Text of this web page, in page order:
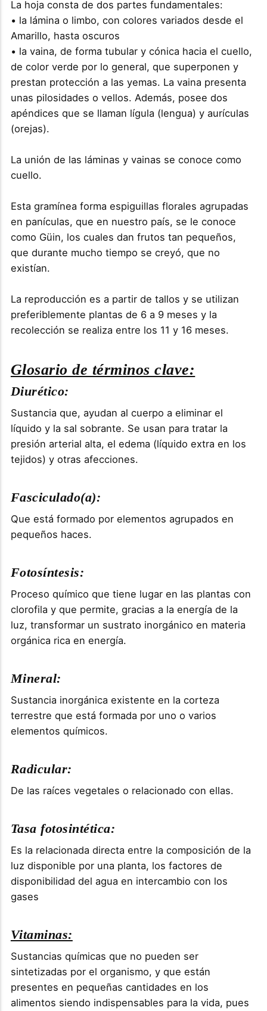
La hoja consta de dos partes fundamentales:
• la lámina o limbo, con colores variados desde el
Amarillo, hasta oscuros
• la vaina, de forma tubular y cónica hacia el cuello,
de color verde por lo general, que superponen y
prestan protección a las yemas. La vaina presenta
unas pilosidades o vellos. Además, posee dos
apéndices que se llaman lígula (lengua) y aurículas
(orejas).
La unión de las láminas y vainas se conoce como
cuello.
Esta gramínea forma espiguillas florales agrupadas
en panículas, que en nuestro país, se le conoce
como Güin, los cuales dan frutos tan pequeños,
que durante mucho tiempo se creyó, que no
existían.
La reproducción es a partir de tallos y se utilizan
preferiblemente plantas de 6 a 9 meses y la
recolección se realiza entre los 11 y 16 meses.
Glosario de términos clave:
Diurético:
Sustancia que, ayudan al cuerpo a eliminar el
líquido y la sal sobrante. Se usan para tratar la
presión arterial alta, el edema (líquido extra en los
tejidos) y otras afecciones.
Fasciculado(a):
Que está formado por elementos agrupados en
pequeños haces.
Fotosíntesis:
Proceso químico que tiene lugar en las plantas con
clorofila y que permite, gracias a la energía de la
luz, transformar un sustrato inorgánico en materia
orgánica rica en energía.
Mineral:
Sustancia inorgánica existente en la corteza
terrestre que está formada por uno o varios
elementos químicos.
Radicular:
De las raíces vegetales o relacionado con ellas.
Tasa fotosintética:
Es la relacionada directa entre la composición de la
luz disponible por una planta, los factores de
disponibilidad del agua en intercambio con los
gases
Vitaminas:
Sustancias químicas que no pueden ser
sintetizadas por el organismo, y que están
presentes en pequeñas cantidades en los
alimentos siendo indispensables para la vida, pues